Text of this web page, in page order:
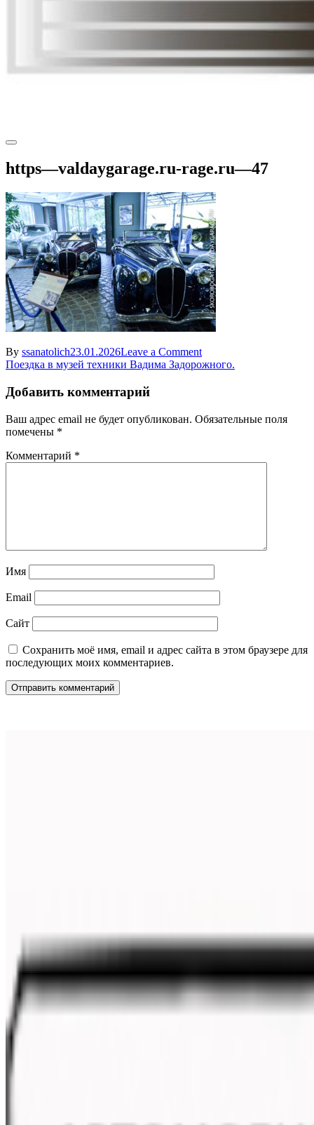
https—valdaygarage.ru-rage.ru—47
By ssanatolich23.01.2026Leave a Commenton
https
—
47
Навигация
по
записям
Поездка в музей техники Вадима Задорожного.
Добавить комментарий
Ваш адрес email не будет опубликован. Обязательные поля
помечены *
Комментарий *
Имя
Email
Сайт
Сохранить моё имя, email и адрес сайта в этом браузере для
последующих моих комментариев.